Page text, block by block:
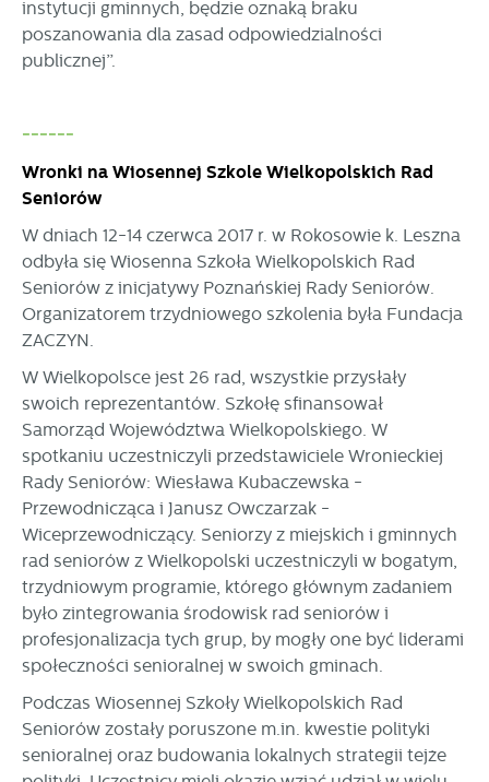
instytucji gminnych, będzie oznaką braku
poszanowania dla zasad odpowiedzialności
publicznej”.
------
Wronki na Wiosennej Szkole Wielkopolskich Rad
Seniorów
W dniach 12-14 czerwca 2017 r. w Rokosowie k. Leszna
odbyła się Wiosenna Szkoła Wielkopolskich Rad
Seniorów z inicjatywy Poznańskiej Rady Seniorów.
Organizatorem trzydniowego szkolenia była Fundacja
ZACZYN.
W Wielkopolsce jest 26 rad, wszystkie przysłały
swoich reprezentantów. Szkołę sfinansował
Samorząd Województwa Wielkopolskiego. W
spotkaniu uczestniczyli przedstawiciele Wronieckiej
Rady Seniorów: Wiesława Kubaczewska -
Przewodnicząca i Janusz Owczarzak -
Wiceprzewodniczący. Seniorzy z miejskich i gminnych
rad seniorów z Wielkopolski uczestniczyli w bogatym,
trzydniowym programie, którego głównym zadaniem
było zintegrowania środowisk rad seniorów i
profesjonalizacja tych grup, by mogły one być liderami
społeczności senioralnej w swoich gminach.
Podczas Wiosennej Szkoły Wielkopolskich Rad
Seniorów zostały poruszone m.in. kwestie polityki
senioralnej oraz budowania lokalnych strategii tejże